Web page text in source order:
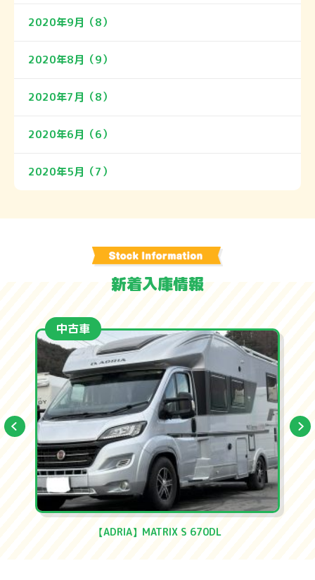
2020年9月（8）
2020年8月（9）
2020年7月（8）
2020年6月（6）
2020年5月（7）
新着入庫情報
中古車
【ADRIA】MATRIX S 670DL